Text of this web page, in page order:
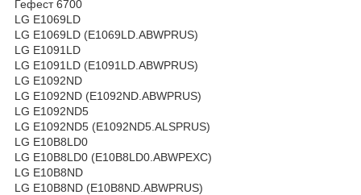
Гефест 6700
LG E1069LD
LG E1069LD (E1069LD.ABWPRUS)
LG E1091LD
LG E1091LD (E1091LD.ABWPRUS)
LG E1092ND
LG E1092ND (E1092ND.ABWPRUS)
LG E1092ND5
LG E1092ND5 (E1092ND5.ALSPRUS)
LG E10B8LD0
LG E10B8LD0 (E10B8LD0.ABWPEXC)
LG E10B8ND
LG E10B8ND (E10B8ND.ABWPRUS)